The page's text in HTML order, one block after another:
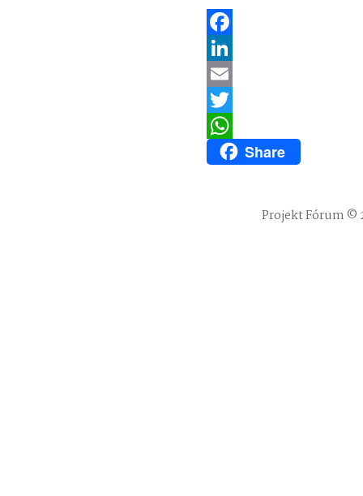
Facebook
LinkedIn
Email
Twitter
WhatsAppShare
Projekt Fórum ©